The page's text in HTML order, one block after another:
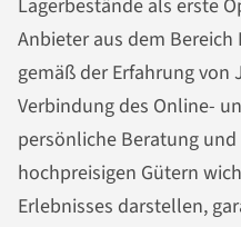
Lagerbestände als erste
Anbieter aus dem
gemäß der Erfahrung von
Verbindung des Online-
persönliche Beratung
hochpreisigen Gütern
Erlebnisses darstellen,